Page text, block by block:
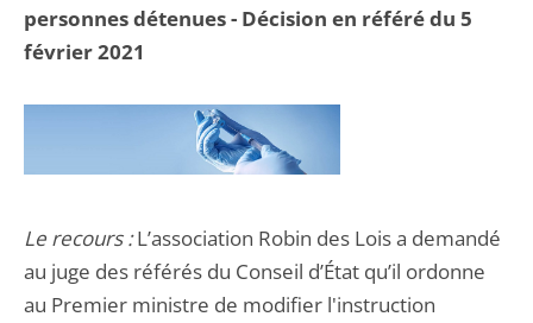
personnes détenues - Décision en référé du 5
février 2021
Le recours :L’association Robin des Lois a demandé
au juge des référés du Conseil d’État qu’il ordonne
au Premier ministre de modifier l'instruction